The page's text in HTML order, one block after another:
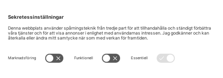
Unter den Linden 24, 10117
Berlin, Germany
London, EC1V 1AW, United
Kingdom
United States
Switzerland